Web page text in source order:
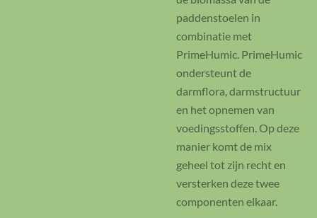
paddenstoelen in
combinatie met
PrimeHumic. PrimeHumic
ondersteunt de
darmflora, darmstructuur
en het opnemen van
voedingsstoffen. Op deze
manier komt de mix
geheel tot zijn recht en
versterken deze twee
componenten elkaar.